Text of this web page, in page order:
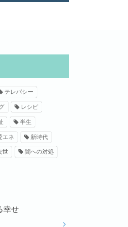
テレパシー
レシピ
半生
エネ 新時代
世 闇への対処
幸せ